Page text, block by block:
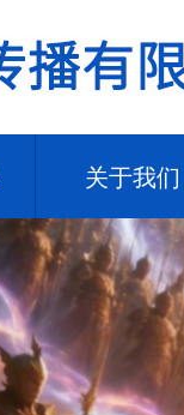
关于我们